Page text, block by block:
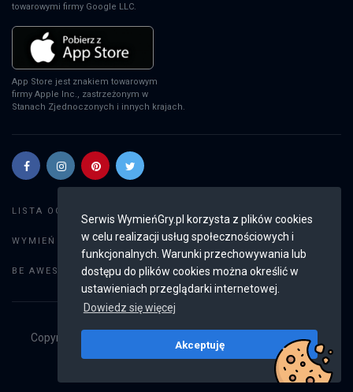
Serwis WymieńGry.pl korzysta z plików cookies
w celu realizacji usług społecznościowych i
funkcjonalnych. Warunki przechowywania lub
dostępu do plików cookies można określić w
ustawieniach przeglądarki internetowej.
Dowiedz się więcej
Akceptuję
towarowymi firmy Google LLC.
App Store jest znakiem towarowym
firmy Apple Inc., zastrzeżonym w
Stanach Zjednoczonych i innych krajach.
LISTA OGŁOSZEŃ:
WYMIEŃ GRY: Dodaj ogłoszenie
BE AWESOME: Weryfikacja konta
Copyright © 2019 - 2026
Wszystkie prawa
v2.8.4